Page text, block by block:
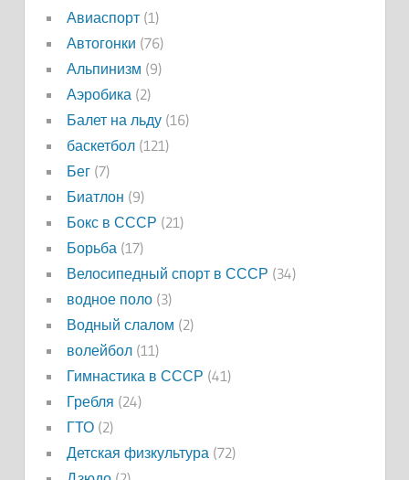
Авиаспорт(1)
Автогонки (76)
Альпинизм (9)
Аэробика (2)
Балет на льду(16)
баскетбол(121)
Бег(7)
Биатлон (9)
Бокс в СССР (21)
Борьба (17)
Велосипедный спорт в СССР (34)
водное поло(3)
Водный слалом (2)
волейбол(11)
Гимнастика в СССР (41)
Гребля (24)
ГТО(2)
Детская физкультура (72)